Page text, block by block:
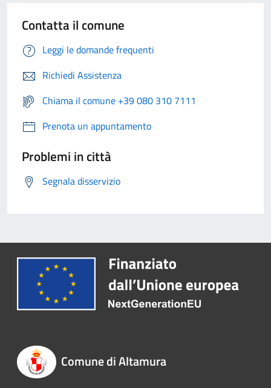
Contatta il comune
Leggi le domande frequenti
Richiedi Assistenza
Chiama il comune +39 080 310 7111
Prenota un appuntamento
Problemi in città
Segnala disservizio
Comune di Altamura